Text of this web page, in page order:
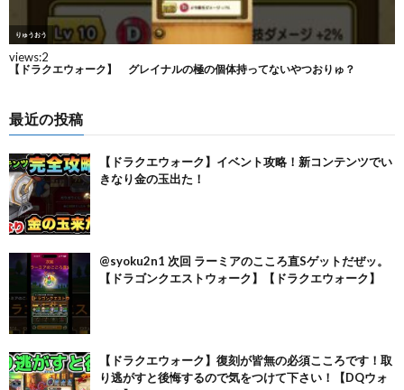
最近の投稿
【ドラクエウォーク】イベント攻略！新コンテンツでい
きなり金の玉出た！
@syoku2n1 次回 ラーミアのこころ直Sゲットだぜッ。
【ドラゴンクエストウォーク】【ドラクエウォーク】
【ドラクエウォーク】復刻が皆無の必須こころです！取
り逃がすと後悔するので気をつけて下さい！【DQウォ